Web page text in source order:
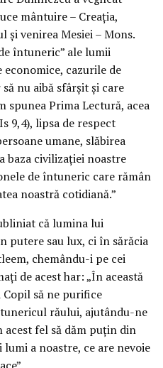
mântuire – Creația,
și venirea Mesiei – Mons.
întuneric” ale lumii
cazurile de
nu aibă sfârșit și care
spunea Prima Lectură, acea
9,4), lipsa de respect
umane, slăbirea
baza civilizației noastre
de întuneric care rămân
noastră cotidiană.”
că lumina lui
putere sau lux, ci în sărăcia
chemându-i pe cei
de acest har: „În această
să ne purifice
răului, ajutându-ne
acest fel să dăm puțin din
a noastre, ce are nevoie